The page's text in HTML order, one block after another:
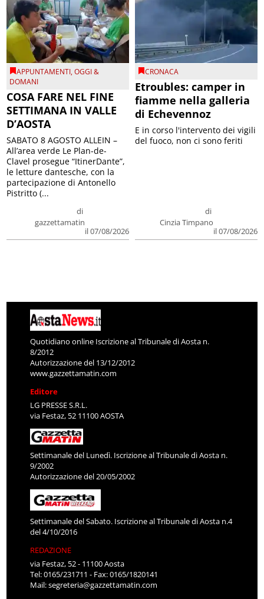
APPUNTAMENTI,OGGI &
DOMANI
COSA FARE NEL FINE
SETTIMANA IN VALLE
D’AOSTA
di
gazzettamatin
il 07/08/2026
SABATO 8 AGOSTO ALLEIN –
All’area verde Le Plan-de-
Clavel prosegue “ItinerDante”,
le letture dantesche, con la
partecipazione di Antonello
Pistritto (...
CRONACA
Etroubles: camper in
fiamme nella galleria
di Echevennoz
di
Cinzia Timpano
il 07/08/2026
E in corso l'intervento dei vigili
del fuoco, non ci sono feriti
Quotidiano online Iscrizione al Tribunale di Aosta n.
8/2012
Autorizzazione del 13/12/2012
www.gazzettamatin.com
Editore
LG PRESSE S.R.L.
via Festaz, 52 11100 AOSTA
Settimanale del Lunedì. Iscrizione al Tribunale di Aosta n.
9/2002
Autorizzazione del 20/05/2002
Settimanale del Sabato. Iscrizione al Tribunale di Aosta n.4
del 4/10/2016
REDAZIONE
via Festaz, 52 - 11100 Aosta
Tel: 0165/231711 - Fax: 0165/1820141
Mail:segreteria@gazzettamatin.com